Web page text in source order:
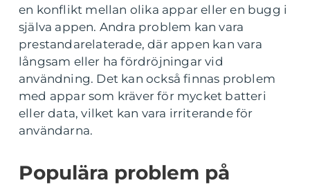
en konflikt mellan olika appar eller en bugg i
själva appen. Andra problem kan vara
prestandarelaterade, där appen kan vara
långsam eller ha fördröjningar vid
användning. Det kan också finnas problem
med appar som kräver för mycket batteri
eller data, vilket kan vara irriterande för
användarna.
Populära problem på